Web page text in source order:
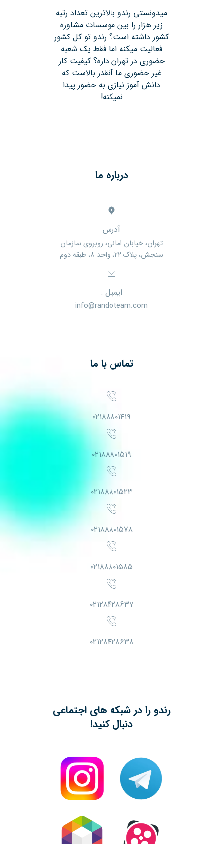
میدونستی رندو بالاترین تعداد رتبه
زیر هزار را بین موسسات مشاوره
کشور داشته است؟ رندو تو کل کشور
فعالیت میکنه اما فقط یک شعبه
حضوری در تهران داره؟ کیفیت کار
غیر حضوری ما آنقدر بالاست که
دانش آموز نیازی به حضور پیدا
نمیکنه!
درباره ما
آدرس
تهران، خیابان امانی، روبروی سازمان
سنجش، پلاک ۲۲، واحد ۸، طبقه دوم
ایمیل :
info@randoteam.com
تماس با ما
۰۲۱۸۸۸۰۱۴۱۹
۰۲۱۸۸۸۰۱۵۱۹
۰۲۱۸۸۸۰۱۵۲۳
۰۲۱۸۸۸۰۱۵۷۸
۰۲۱۸۸۸۰۱۵۸۵
۰۲۱۲۸۴۲۸۶۳۷
۰۲۱۲۸۴۲۸۶۳۸
رندو را در شبکه های اجتماعی
دنبال کنید!